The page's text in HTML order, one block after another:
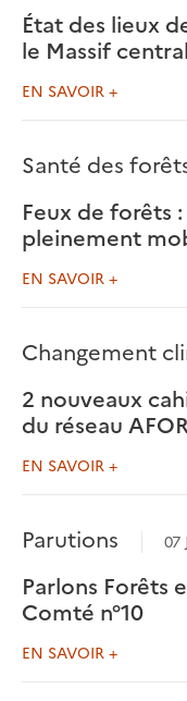
État des lieux
le Massif central
EN SAVOIR +
Santé des
Feux de forêts
pleinement
EN SAVOIR +
Changement
2 nouveaux
du réseau
EN SAVOIR +
Parutions 07
Parlons Forêts
Comté n°10
EN SAVOIR +